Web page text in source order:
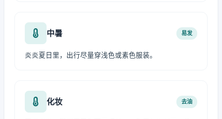
中暑 易发
炎炎夏日里，出行尽量穿浅色或素色服装。
化妆 去油